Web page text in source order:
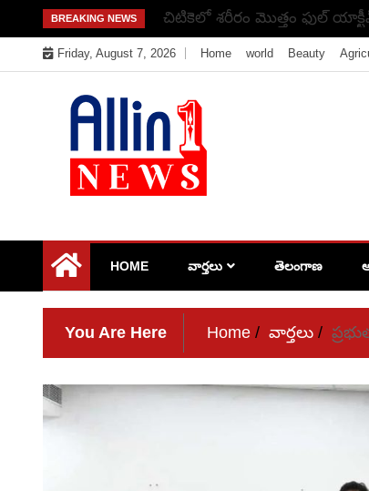
to
content
BREAKING NEWS చిటికెలో శరీరం మొత్తం ఫుల్
Friday, August 7, 2026 Home world Beauty
HOME వార్తలు తెలంగాణ
You Are Here Home వార్తలు